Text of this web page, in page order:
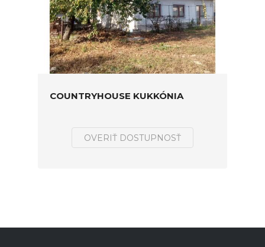
COUNTRYHOUSE KUKKÓNIA
OVERIŤ DOSTUPNOSŤ